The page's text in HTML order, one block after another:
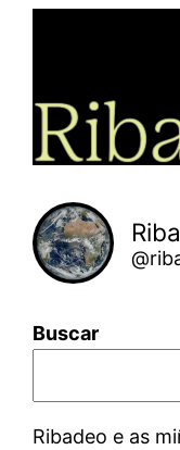
Buscar
Ribadeo e as